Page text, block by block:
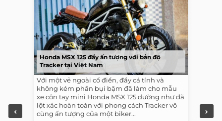
Honda MSX 125 đầy ấn tượng với bản độ
Tracker tại Việt Nam
Với một vẻ ngoài cổ điển, đầy cá tính và
không kém phần bụi bặm đã làm cho mẫu
xe côn tay mini Honda MSX 125 dường như đã
lột xác hoàn toàn với phong cách Tracker vô
cùng ấn tượng của một biker...